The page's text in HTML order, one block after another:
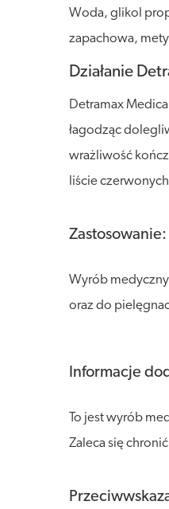
Woda, glikol
zapachowa,
Działanie
Detramax
łagodząc
wrażliwość
liście
Zastosowanie:
Wyrób
oraz do
Informacje
To jest wyrób
Zaleca się